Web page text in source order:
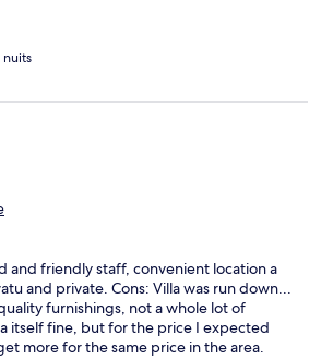
nuits
and friendly staff, convenient location a
and private. Cons: Villa was run down...
furnishings, not a whole lot of
itself fine, but for the price I expected
more for the same price in the area.